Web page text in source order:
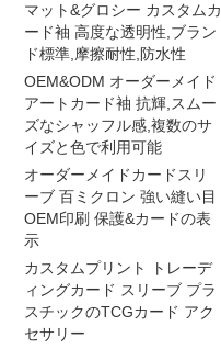
マット&グロシー カスタムカ
ード袖 高度な透明性,ブラン
ド標準,摩擦耐性,防水性
OEM&ODM オーダーメイド
アートカード袖 抗輝,スムー
ズなシャッフル感,複数のサ
イズと色で利用可能
オーダーメイドカードスリ
ーブ 百ミクロン 強い縫い目
OEM印刷 保護&カードの表
示
カスタムプリント トレーデ
ィングカード スリーブ プラ
スチックのTCGカード アク
セサリー